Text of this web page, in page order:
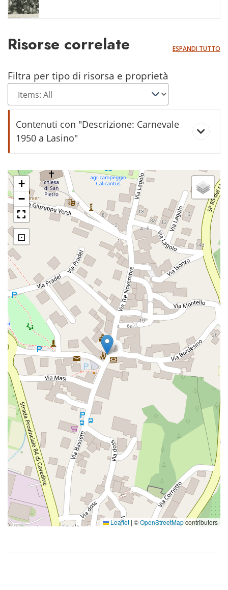
Risorse correlate ESPANDI TUTTO
Filtra per tipo di risorsa e proprietà
Contenuti con "Descrizione: Carnevale
1950 a Lasino"
Cartolina Saluti da Lasino
+
−
⊡
Leaflet | ©OpenStreetMapcontributors